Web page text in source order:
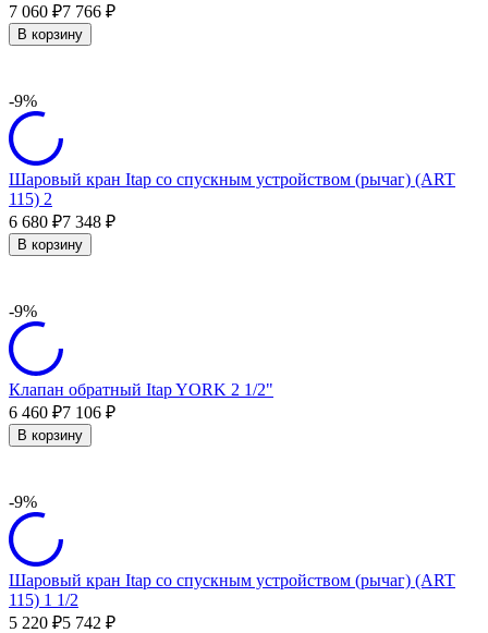
7 060 ₽7 766 ₽
В корзину
-9%
Шаровый кран Itap со спускным устройством (рычаг) (ART
115) 2
6 680 ₽7 348 ₽
В корзину
-9%
Клапан обратный Itap YORK 2 1/2"
6 460 ₽7 106 ₽
В корзину
-9%
Шаровый кран Itap со спускным устройством (рычаг) (ART
115) 1 1/2
5 220 ₽5 742 ₽